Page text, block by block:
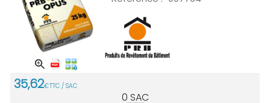
35,62€TTC / SAC
0 SAC